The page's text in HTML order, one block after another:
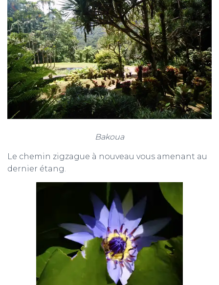
Bakoua
Le chemin zigzague à nouveau vous amenant au
dernier étang.